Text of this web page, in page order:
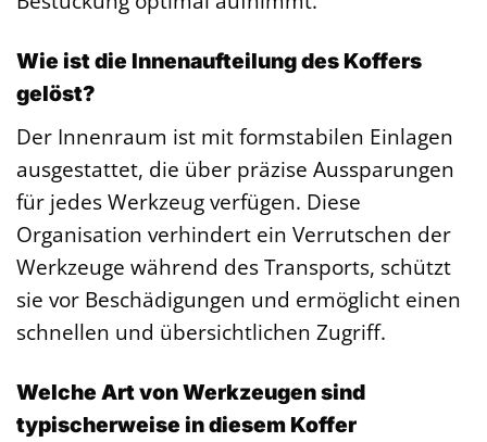
Wie ist die Innenaufteilung des Koffers
gelöst?
Der Innenraum ist mit formstabilen Einlagen
ausgestattet, die über präzise Aussparungen
für jedes Werkzeug verfügen. Diese
Organisation verhindert ein Verrutschen der
Werkzeuge während des Transports, schützt
sie vor Beschädigungen und ermöglicht einen
schnellen und übersichtlichen Zugriff.
Welche Art von Werkzeugen sind
typischerweise in diesem Koffer